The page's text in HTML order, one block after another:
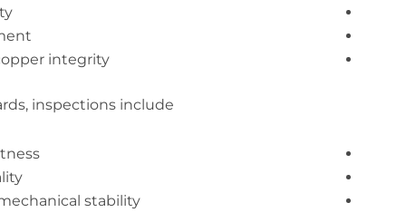
integrity
inspections include:
stability